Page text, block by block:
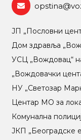
ЈП „Пословни
Дом здравља
УСЦ „Вождовац“
„Вождовачки
НУ „Светозар
Центар МO за
Комунална
ЈКП „Београдске